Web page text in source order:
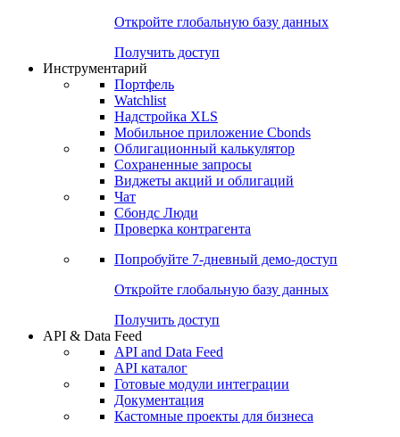
Откройте глобальную базу данных
Получить доступ
Инструментарий
Портфель
Watchlist
Надстройка XLS
Мобильное приложение Cbonds
Облигационный калькулятор
Сохраненные запросы
Виджеты акций и облигаций
Чат
Сбондс Люди
Проверка контрагента
Попробуйте 7-дневный демо-доступ
Откройте глобальную базу данных
Получить доступ
API & Data Feed
API and Data Feed
API каталог
Готовые модули интеграции
Документация
Кастомные проекты для бизнеса